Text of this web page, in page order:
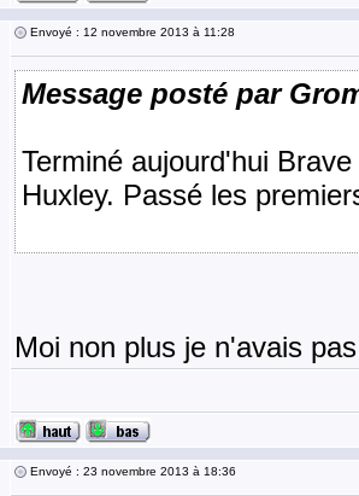
Envoyé : 12 novembre 2013 à 11:28
Message posté par
Terminé aujourd'hui
Huxley. Passé les
Moi non plus je n'avais
Envoyé : 23 novembre 2013 à 18:36